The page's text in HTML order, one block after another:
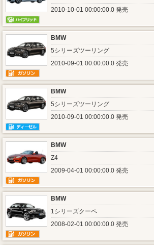
2010-10-01 00:00:00.0 発売
BMW
5シリーズツーリング
2010-09-01 00:00:00.0 発売
BMW
5シリーズツーリング
2010-09-01 00:00:00.0 発売
BMW
Z4
2009-04-01 00:00:00.0 発売
BMW
1シリーズクーペ
2008-02-01 00:00:00.0 発売